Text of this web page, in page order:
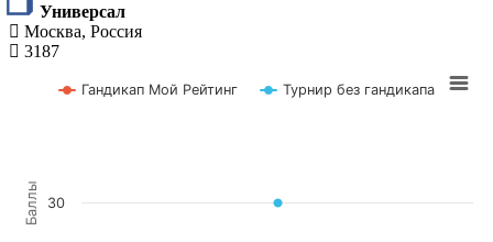
Универсал
Москва, Россия
3187
Баллы
Гандикап Мой Рейтинг Турнир без гандикапа
30